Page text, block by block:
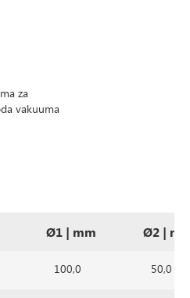
Ø1 | mm Ø2 |
100,0 50,0